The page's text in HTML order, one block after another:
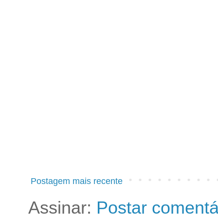
Postagem mais recente
Assinar: Postar